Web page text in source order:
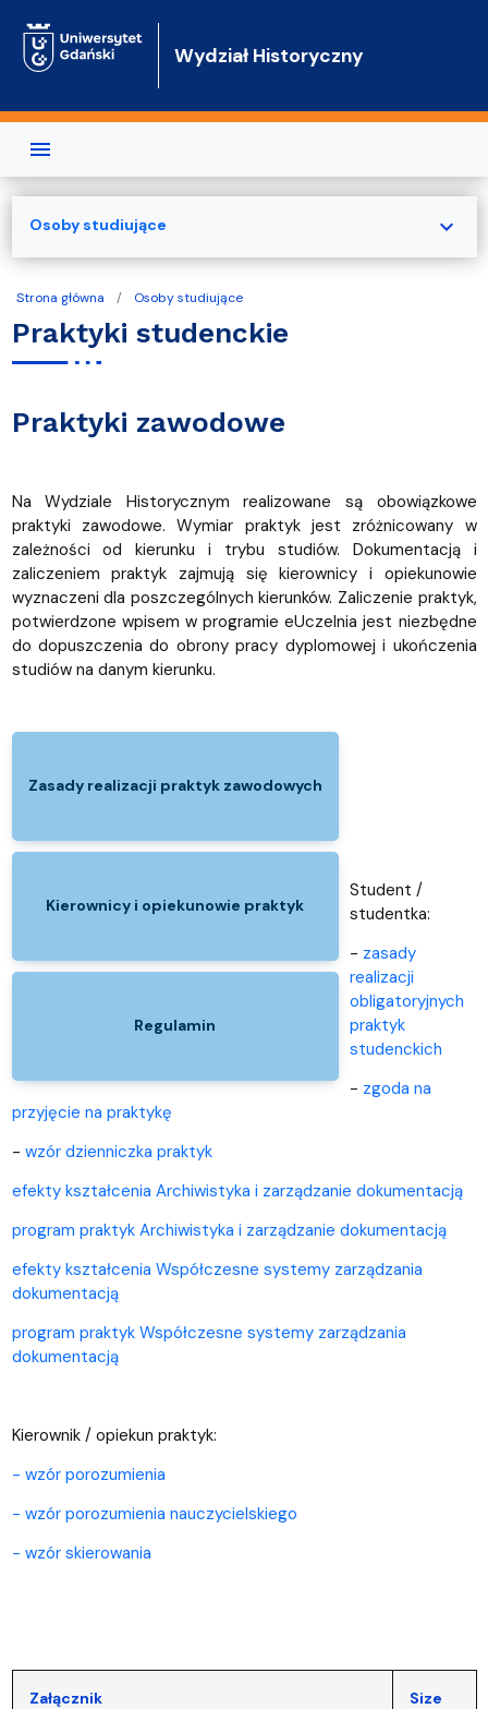
Wydział Historyczny
Strona główna Osoby studiujące
Praktyki studenckie
Praktyki zawodowe
Na Wydziale Historycznym realizowane są obowiązkowe
praktyki zawodowe. Wymiar praktyk jest zróżnicowany w
zależności od kierunku i trybu studiów. Dokumentacją i
zaliczeniem praktyk zajmują się kierownicy i opiekunowie
wyznaczeni dla poszczególnych kierunków. Zaliczenie praktyk,
potwierdzone wpisem w programie eUczelnia jest niezbędne
do dopuszczenia do obrony pracy dyplomowej i ukończenia
studiów na danym kierunku.
Zasady realizacji praktyk zawodowych
Kierownicy i opiekunowie praktyk
Regulamin
Student /
studentka:
- zasady
realizacji
obligatoryjnych
praktyk
studenckich
- zgoda na
przyjęcie na praktykę
- wzór dzienniczka praktyk
efekty kształcenia Archiwistyka i zarządzanie dokumentacją
program praktyk Archiwistyka i zarządzanie dokumentacją
efekty kształcenia Współczesne systemy zarządzania
dokumentacją
program praktyk Współczesne systemy zarządzania
dokumentacją
Kierownik / opiekun praktyk:
- wzór porozumienia
- wzór porozumienia nauczycielskiego
- wzór skierowania
Załącznik Size
Osoby studiujące expand_more